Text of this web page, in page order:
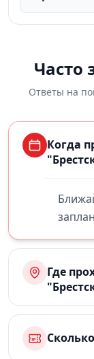
Часто
Ответы на
Когда
Где